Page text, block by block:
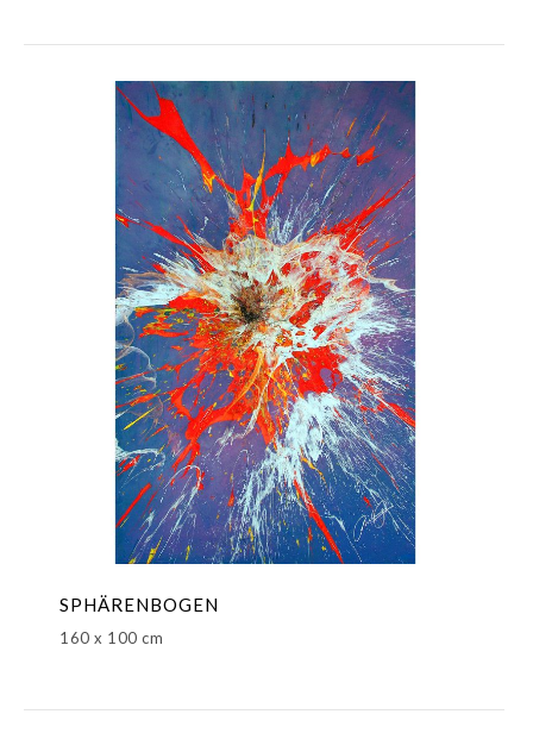
SPHÄRENBOGEN
160 x 100 cm